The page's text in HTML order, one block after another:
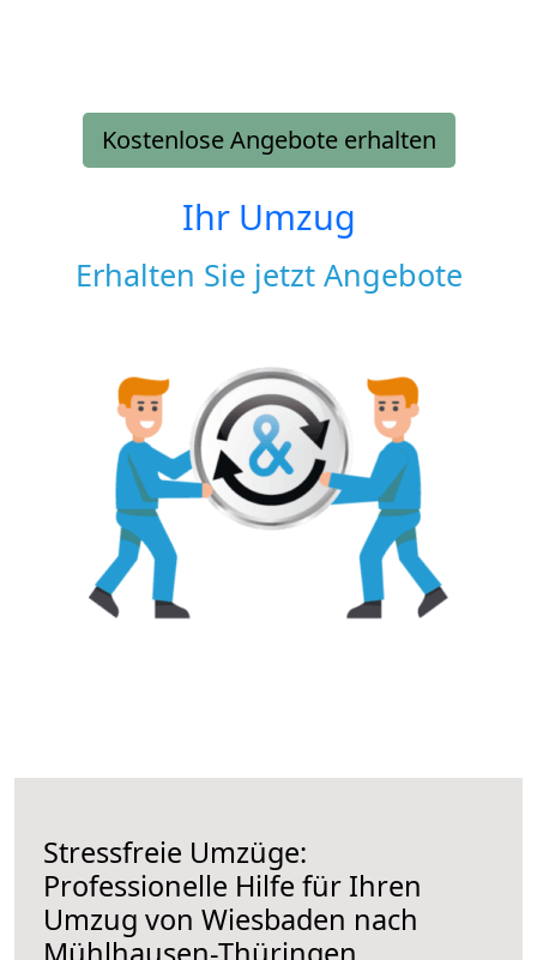
Kostenlose Angebote erhalten
Ihr Umzug
Erhalten Sie jetzt Angebote
Stressfreie Umzüge:
Professionelle Hilfe für Ihren
Umzug von Wiesbaden nach